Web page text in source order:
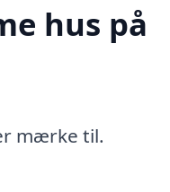
hus på
mærke til.